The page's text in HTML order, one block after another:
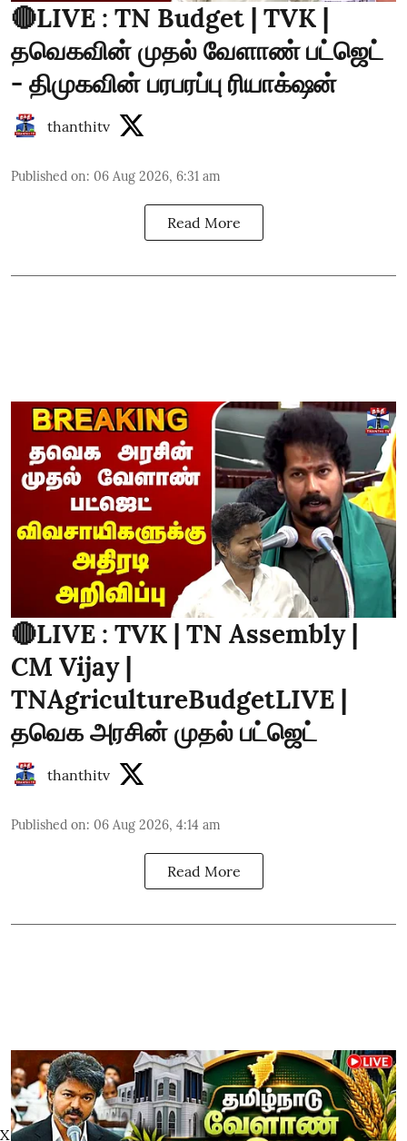
🔴LIVE : TN Budget | TVK |
தவெகவின் முதல் வேளாண் பட்ஜெட்
- திமுகவின் பரபரப்பு ரியாக்‌ஷன்
thanthitv
Published on: 06 Aug 2026, 6:31 am
Read More
🔴LIVE : TVK | TN Assembly |
CM Vijay |
TNAgricultureBudgetLIVE |
தவெக அரசின் முதல் பட்ஜெட்
thanthitv
Published on: 06 Aug 2026, 4:14 am
Read More
X